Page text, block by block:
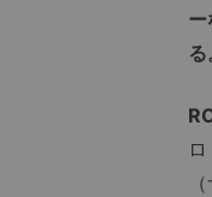
る